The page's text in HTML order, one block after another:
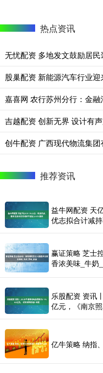
热点资讯
股巢配资 新能源汽车行业迎
嘉喜网 农行苏州分行：金
推荐资讯
益牛网配资 天
优志拟合计减
赢证策略 芝士
香浓美味_牛奶
乐股配资 资讯
亿元，《南京
亿牛策略 纳指